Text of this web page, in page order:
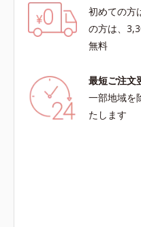
初めての方
の方は、
無料
最短ご注文
一部地域を
たします